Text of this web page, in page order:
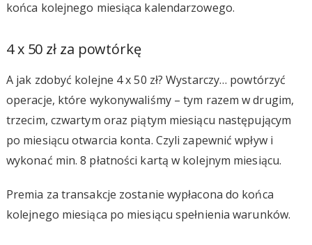
końca kolejnego miesiąca kalendarzowego.
4 x 50 zł za powtórkę
A jak zdobyć kolejne 4 x 50 zł? Wystarczy… powtórzyć
operacje, które wykonywaliśmy – tym razem w drugim,
trzecim, czwartym oraz piątym miesiącu następującym
po miesiącu otwarcia konta. Czyli zapewnić wpływ i
wykonać min. 8 płatności kartą w kolejnym miesiącu.
Premia za transakcje zostanie wypłacona do końca
kolejnego miesiąca po miesiącu spełnienia warunków.